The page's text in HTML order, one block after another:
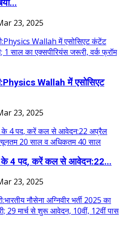
23, 2025
Wallah में एसोसिएट
23, 2025
के 4 पद, करें कल से आवेदन:22...
23, 2025